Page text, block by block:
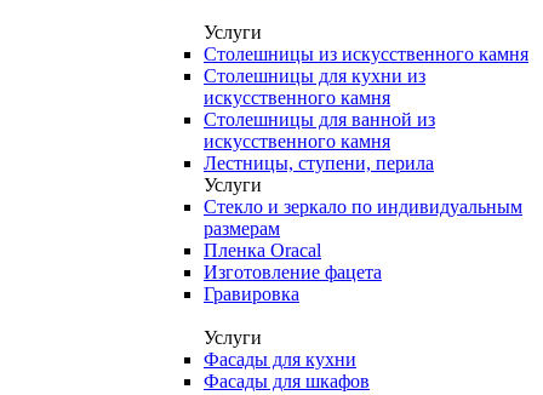
Услуги
Столешницы из искусственного камня
Столешницы для кухни из
искусственного камня
Столешницы для ванной из
искусственного камня
Лестницы, ступени, перила
Услуги
Стекло и зеркало по индивидуальным
размерам
Пленка Oracal
Изготовление фацета
Гравировка
Услуги
Фасады для кухни
Фасады для шкафов